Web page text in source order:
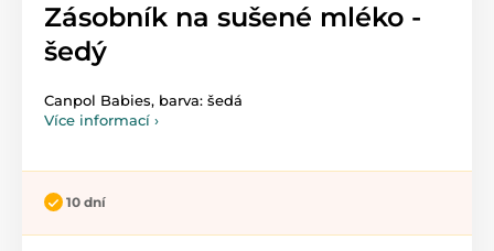
Zásobník na sušené mléko -
šedý
Canpol Babies, barva: šedá
Více informací ›
10 dní